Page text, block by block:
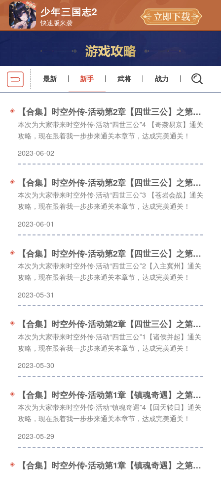
少年三国志2
快速版来袭
最新 新手 武将 战力
【合集】时空外传-活动第2章【四世三公】之第4关「奇袭易京」
本次为大家带来时空外传·活动“四世三公”4 【奇袭易京】通关
攻略，现在跟着我一步步来通关本章节，达成完美通关！
2023-06-02
【合集】时空外传-活动第2章【四世三公】之第3关「苍岩会战」
本次为大家带来时空外传·活动“四世三公”3 【苍岩会战】通关
攻略，现在跟着我一步步来通关本章节，达成完美通关！
2023-06-01
【合集】时空外传-活动第2章【四世三公】之第2关「入主冀州」
本次为大家带来时空外传·活动“四世三公”2【入主冀州】通关
攻略，现在跟着我一步步来通关本章节，达成完美通关！
2023-05-31
【合集】时空外传-活动第2章【四世三公】之第1关「诸侯并起」
本次为大家带来时空外传·活动“四世三公”1【诸侯并起】通关
攻略，现在跟着我一步步来通关本章节，达成完美通关！
2023-05-30
【合集】时空外传-活动第1章【镇魂奇遇】之第4关「回天转日」
本次为大家带来时空外传·活动“镇魂奇遇”4【回天转日】通关
攻略，现在跟着我一步步来通关本章节，达成完美通关！
2023-05-29
【合集】时空外传-活动第1章【镇魂奇遇】之第3关「清风化煞」